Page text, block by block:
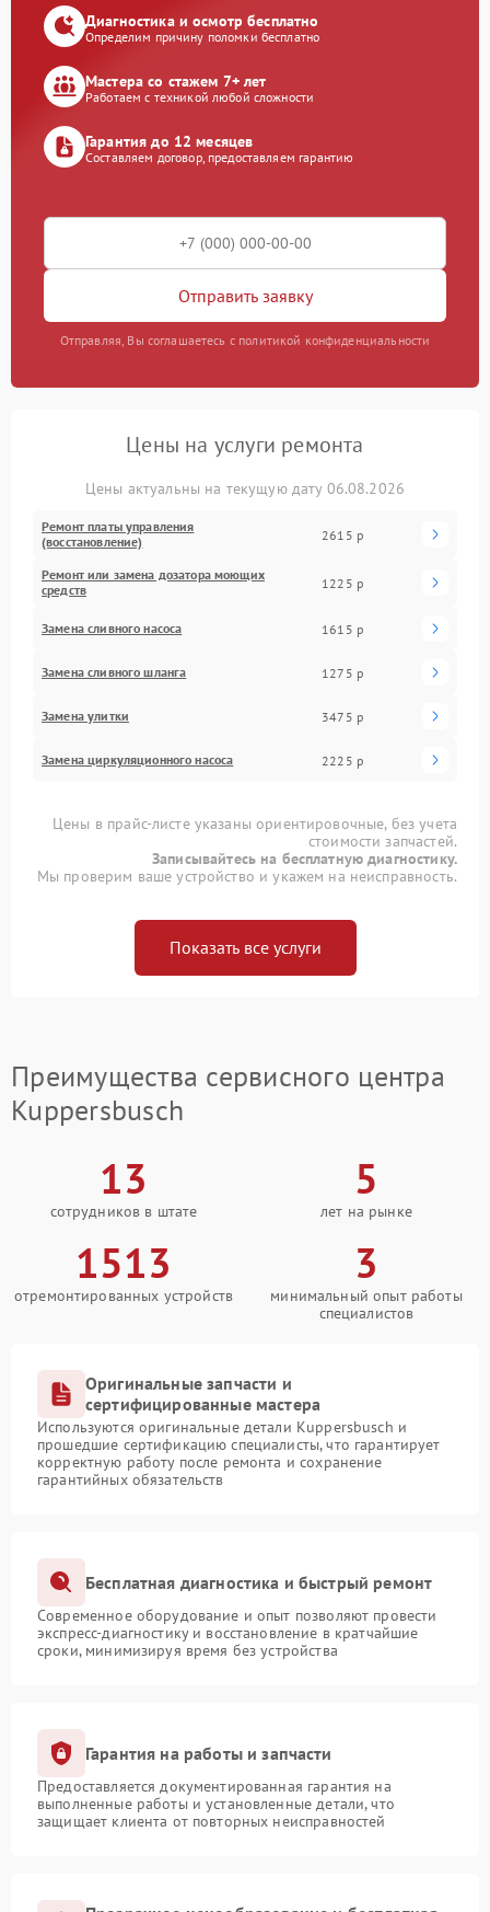
Диагностика и осмотр бесплатно
Определим причину поломки бесплатно
Мастера со стажем 7+ лет
Работаем с техникой любой сложности
Гарантия до 12 месяцев
Составляем договор, предоставляем гарантию
Отправить заявку
Отправляя, Вы соглашаетесь с политикой конфиденциальности
Цены на услуги ремонта
Цены актуальны на текущую дату 06.08.2026
Ремонт платы управления
(восстановление)
2615 р
Ремонт или замена дозатора моющих
средств
1225 р
Замена сливного насоса 1615 р
Замена сливного шланга 1275 р
Замена улитки 3475 р
Замена циркуляционного насоса 2225 р
Цены в прайс-листе указаны ориентировочные, без учета
стоимости запчастей.
Записывайтесь на бесплатную диагностику.
Мы проверим ваше устройство и укажем на неисправность.
Показать все услуги
Преимущества сервисного центра
Kuppersbusch
13
сотрудников в штате
5
лет на рынке
1513
отремонтированных устройств
3
минимальный опыт работы
специалистов
Оригинальные запчасти и
сертифицированные мастера
Используются оригинальные детали Kuppersbusch и
прошедшие сертификацию специалисты, что гарантирует
корректную работу после ремонта и сохранение
гарантийных обязательств
Бесплатная диагностика и быстрый ремонт
Современное оборудование и опыт позволяют провести
экспресс-диагностику и восстановление в кратчайшие
сроки, минимизируя время без устройства
Гарантия на работы и запчасти
Предоставляется документированная гарантия на
выполненные работы и установленные детали, что
защищает клиента от повторных неисправностей